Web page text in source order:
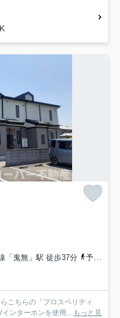
「鬼無」駅 徒歩37分 予讃線「国分」駅 徒歩42分
こちらの「プロスペリティ
ンターホンを使用...
もっと見